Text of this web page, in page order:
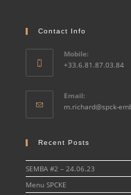
Contact Info
Mobile:
+33.6.81.87.03.84
Email:
m.richard@spck-
Recent Posts
SEMBA #2 – 24.06.23
Menu SPCKE